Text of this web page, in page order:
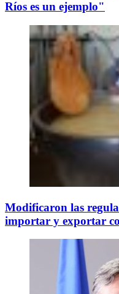
Ríos es un ejemplo"
Modificaron las
importar y exportar